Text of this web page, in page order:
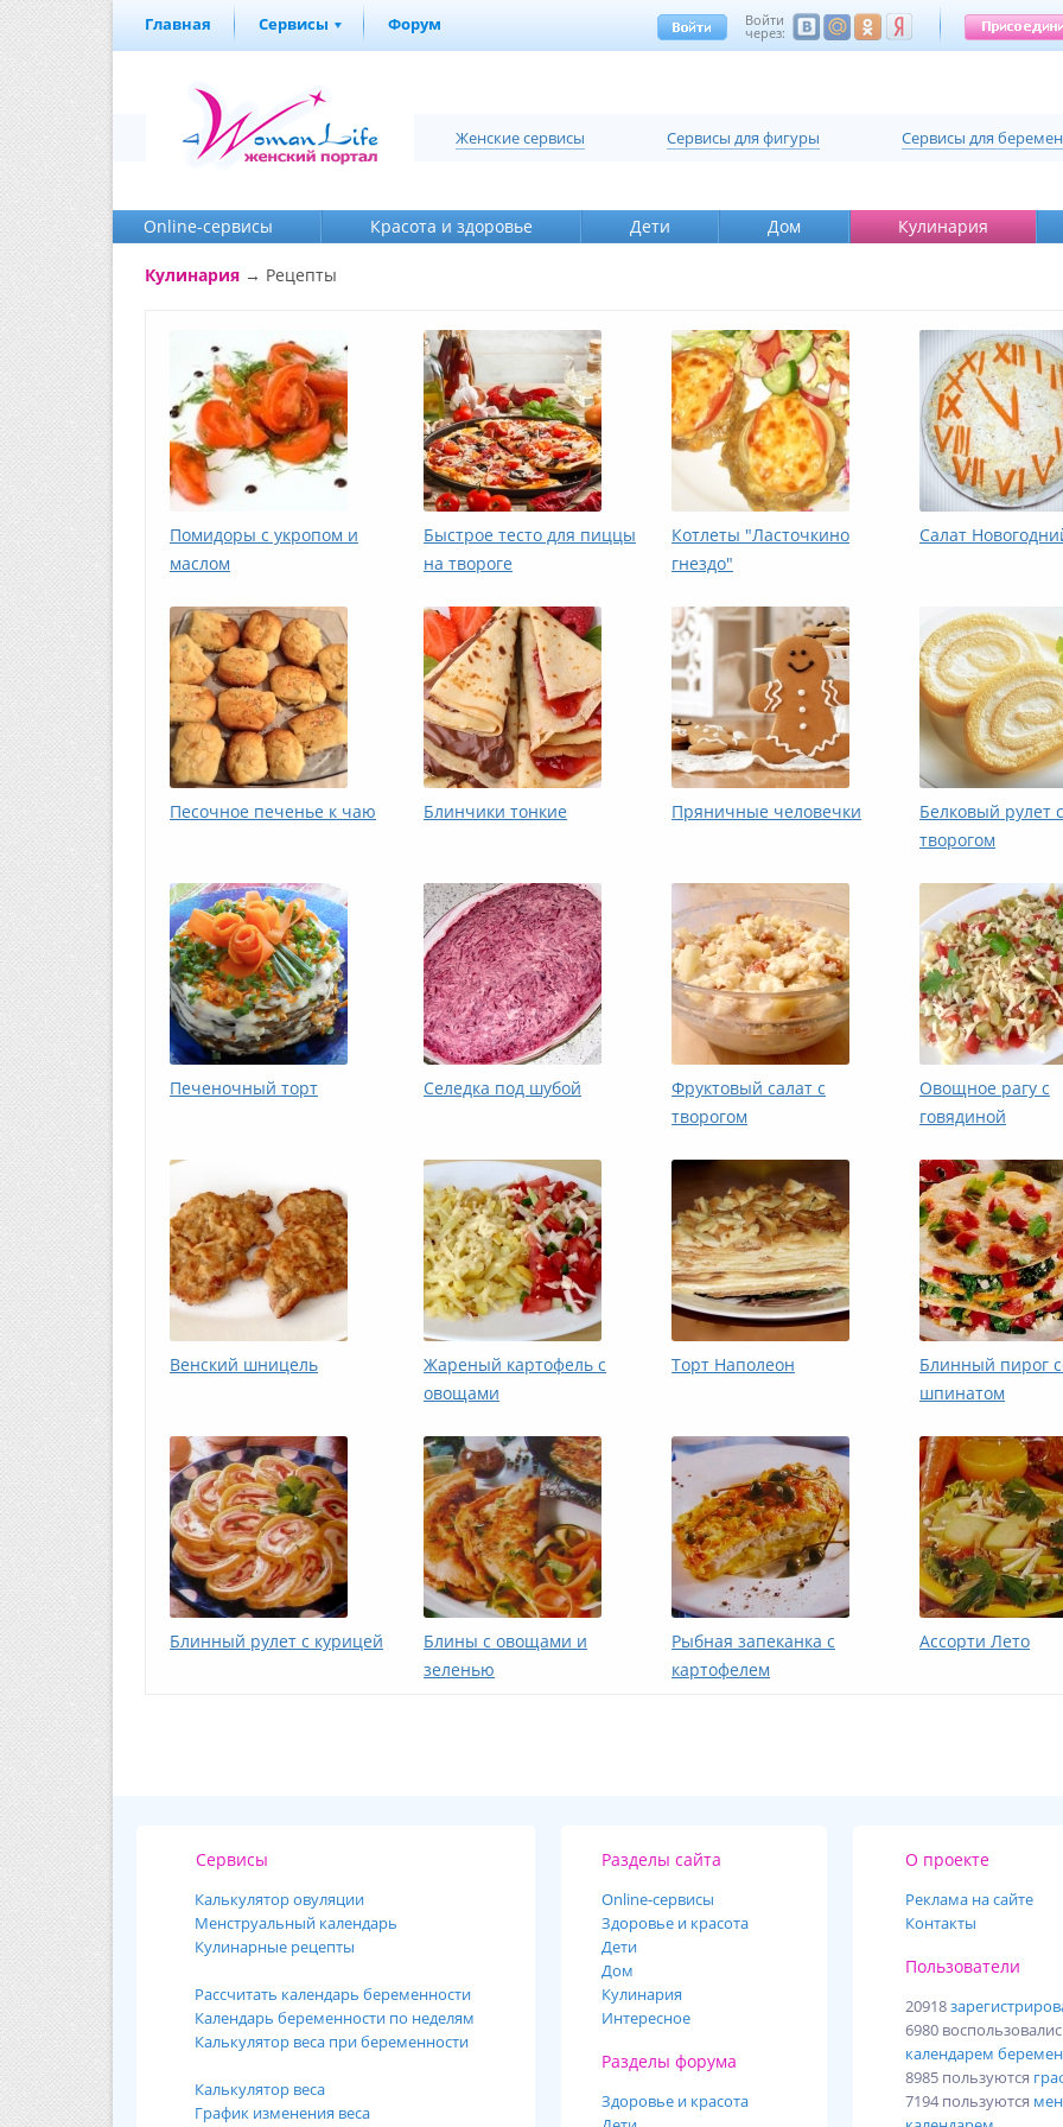
Главная Сервисы Форум Войти
через:
Женские сервисы Cервисы для фигуры Cервисы для
Online-cервисы Красота и здоровье Дети Дом Кулинария
Кулинария → Рецепты
Помидоры с укропом и
маслом
Быстрое тесто для пиццы
на твороге
Котлеты "Ласточкино
гнездо"
Салат
Песочное печенье к чаю Блинчики тонкие Пряничные человечки
Белковый рулет
творогом
Печеночный торт Селедка под шубой
Фруктовый салат с
творогом
Овощное рагу с
говядиной
Венский шницель
Жареный картофель с
овощами
Торт Наполеон
Блинный пирог
шпинатом
Блинный рулет с курицей
Блины с овощами и
зеленью
Рыбная запеканка с
картофелем
Ассорти Лето
Сервисы
Калькулятор овуляции
Менструальный календарь
Кулинарные рецепты
Рассчитать календарь беременности
Календарь беременности по неделям
Калькулятор веса при беременности
Калькулятор веса
График изменения веса
Разделы сайта
Online-cервисы
Здоровье и красота
Дети
Дом
Кулинария
Интересное
Разделы форума
Здоровье и красота
О проекте
Реклама на сайте
Контакты
Пользователи
20918
6980
календарем
8985 пользуются
7194 пользуются